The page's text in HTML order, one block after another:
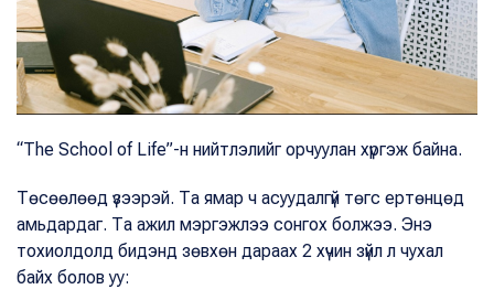
“The School of Life”-н нийтлэлийг орчуулан хүргэж байна.
Төсөөлөөд үзээрэй. Та ямар ч асуудалгүй төгс ертөнцөд
амьдардаг. Та ажил мэргэжлээ сонгох болжээ. Энэ
тохиолдолд бидэнд зөвхөн дараах 2 хүчин зүйл л чухал
байх болов уу: